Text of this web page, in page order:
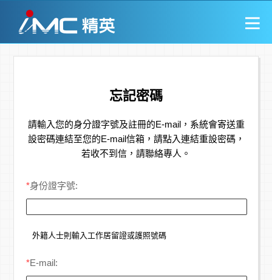
忘記密碼
請輸入您的身分證字號及註冊的E-mail，系統會寄送重
設密碼連結至您的E-mail信箱，請點入連結重設密碼，
若收不到信，請聯絡專人。
*身份證字號:
外籍人士則輸入工作居留證或護照號碼
*E-mail: